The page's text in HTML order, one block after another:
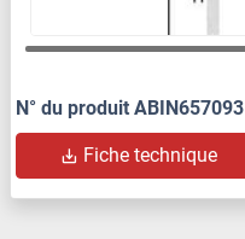
N° du produit ABIN657093
Fiche technique